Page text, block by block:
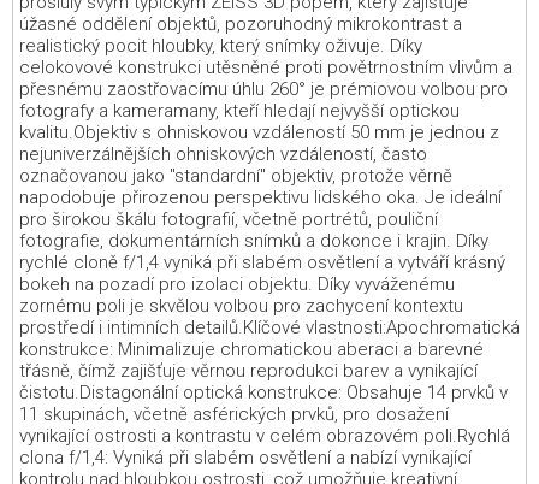
úžasné oddělení objektů, pozoruhodný mikrokontrast a
realistický pocit hloubky, který snímky oživuje. Díky
celokovové konstrukci utěsněné proti povětrnostním vlivům a
přesnému zaostřovacímu úhlu 260° je prémiovou volbou pro
fotografy a kameramany, kteří hledají nejvyšší optickou
kvalitu.Objektiv s ohniskovou vzdáleností 50 mm je jednou z
nejuniverzálnějších ohniskových vzdáleností, často
označovanou jako "standardní" objektiv, protože věrně
napodobuje přirozenou perspektivu lidského oka. Je ideální
pro širokou škálu fotografií, včetně portrétů, pouliční
fotografie, dokumentárních snímků a dokonce i krajin. Díky
rychlé cloně f/1,4 vyniká při slabém osvětlení a vytváří krásný
bokeh na pozadí pro izolaci objektu. Díky vyváženému
zornému poli je skvělou volbou pro zachycení kontextu
prostředí i intimních detailů.Klíčové vlastnosti:Apochromatická
konstrukce: Minimalizuje chromatickou aberaci a barevné
třásně, čímž zajišťuje věrnou reprodukci barev a vynikající
čistotu.Distagonální optická konstrukce: Obsahuje 14 prvků v
11 skupinách, včetně asférických prvků, pro dosažení
vynikající ostrosti a kontrastu v celém obrazovém poli.Rychlá
clona f/1,4: Vyniká při slabém osvětlení a nabízí vynikající
kontrolu nad hloubkou ostrosti, což umožňuje kreativní